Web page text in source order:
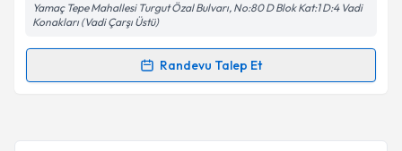
Kişisel verilerimin işlenmesine ilişkinAydınlatma
'ni okudum ve kişisel verilerimin belirtilen
kapsamda işlenmesini kabul ediyorum.
Takvim Talebini Gönder
Yamaç Tepe Mahallesi Turgut Özal Bulvarı, No:80 D Blok Kat:1 D:4 Vadi
Konakları (Vadi Çarşı Üstü)
Randevu Talep Et
Randevu Takvimi Talebi